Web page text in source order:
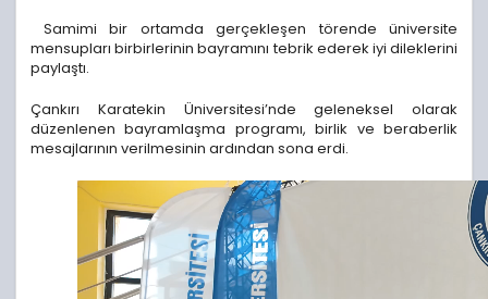
Samimi bir ortamda gerçekleşen törende üniversite
mensupları birbirlerinin bayramını tebrik ederek iyi dileklerini
paylaştı.
Çankırı Karatekin Üniversitesi’nde geleneksel olarak
düzenlenen bayramlaşma programı, birlik ve beraberlik
mesajlarının verilmesinin ardından sona erdi.